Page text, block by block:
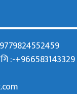
:-+966583143329